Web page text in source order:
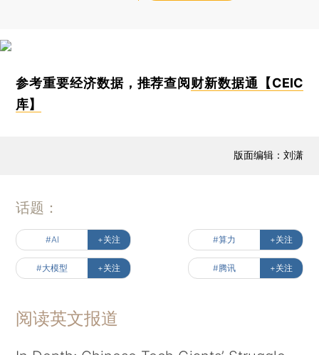
参考重要经济数据，推荐查阅 财新数据通【CEIC
库】
版面编辑：刘潇
话题：
#AI +关注 #算力 +关注
#大模型 +关注 #腾讯 +关注
阅读英文报道